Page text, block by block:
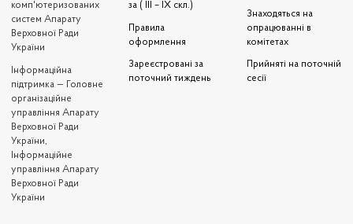
комп'ютеризованих
систем Апарату
Верховної Ради
України
Iнформаційна
підтримка — Головне
організаційне
управління Апарату
Верховної Ради
України,
Інформаційне
управління Апарату
Верховної Ради
України
за ( III – IX скл.)
Правила
оформлення
Зареєстровані за
поточний тиждень
Знаходяться на
опрацюванні в
комітетах
Прийняті на поточній
сесії